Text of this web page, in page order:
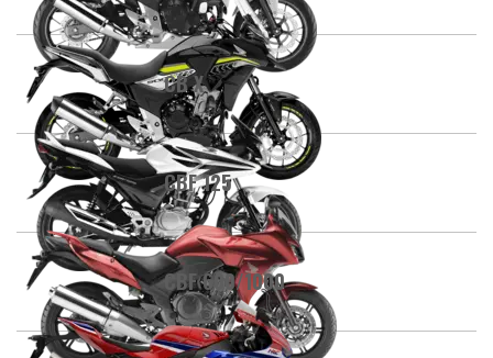
CB X
CBF 125
CBF 600/1000